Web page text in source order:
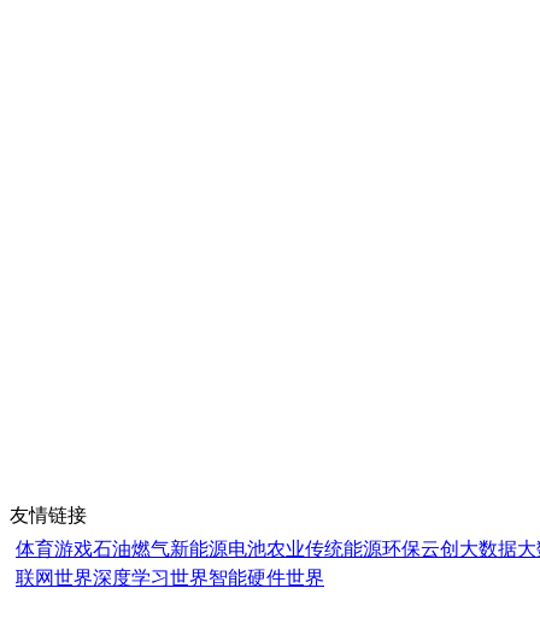
友情链接
体育游戏石油燃气新能源电池农业传统能源环保云创大数据
联网世界深度学习世界智能硬件世界